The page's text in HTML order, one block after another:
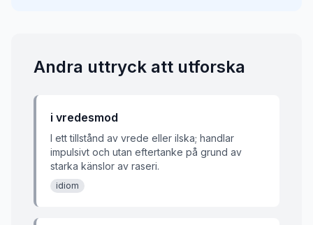
Andra uttryck att utforska
i vredesmod
I ett tillstånd av vrede eller ilska; handlar
impulsivt och utan eftertanke på grund av
starka känslor av raseri.
idiom